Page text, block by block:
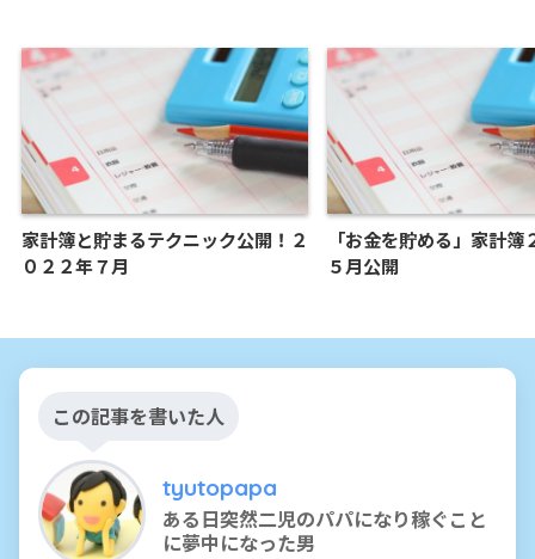
家計簿と貯まるテクニック公開！２
０２２年７月
「お金を貯める」家計簿
５月公開
この記事を書いた人
tyutopapa
ある日突然二児のパパになり稼ぐこと
に夢中になった男